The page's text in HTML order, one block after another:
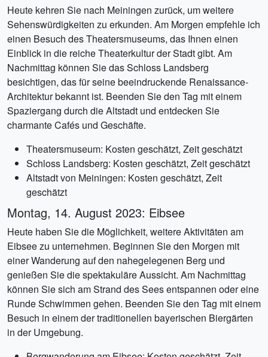
Heute kehren Sie nach Meiningen zurück, um weitere
Sehenswürdigkeiten zu erkunden. Am Morgen empfehle ich
einen Besuch des Theatersmuseums, das Ihnen einen
Einblick in die reiche Theaterkultur der Stadt gibt. Am
Nachmittag können Sie das Schloss Landsberg
besichtigen, das für seine beeindruckende Renaissance-
Architektur bekannt ist. Beenden Sie den Tag mit einem
Spaziergang durch die Altstadt und entdecken Sie
charmante Cafés und Geschäfte.
Theatersmuseum: Kosten geschätzt, Zeit geschätzt
Schloss Landsberg: Kosten geschätzt, Zeit geschätzt
Altstadt von Meiningen: Kosten geschätzt, Zeit
geschätzt
Montag, 14. August 2023: Eibsee
Heute haben Sie die Möglichkeit, weitere Aktivitäten am
Eibsee zu unternehmen. Beginnen Sie den Morgen mit
einer Wanderung auf den nahegelegenen Berg und
genießen Sie die spektakuläre Aussicht. Am Nachmittag
können Sie sich am Strand des Sees entspannen oder eine
Runde Schwimmen gehen. Beenden Sie den Tag mit einem
Besuch in einem der traditionellen bayerischen Biergärten
in der Umgebung.